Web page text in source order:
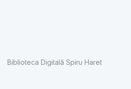
Biblioteca Digitală Spiru Haret